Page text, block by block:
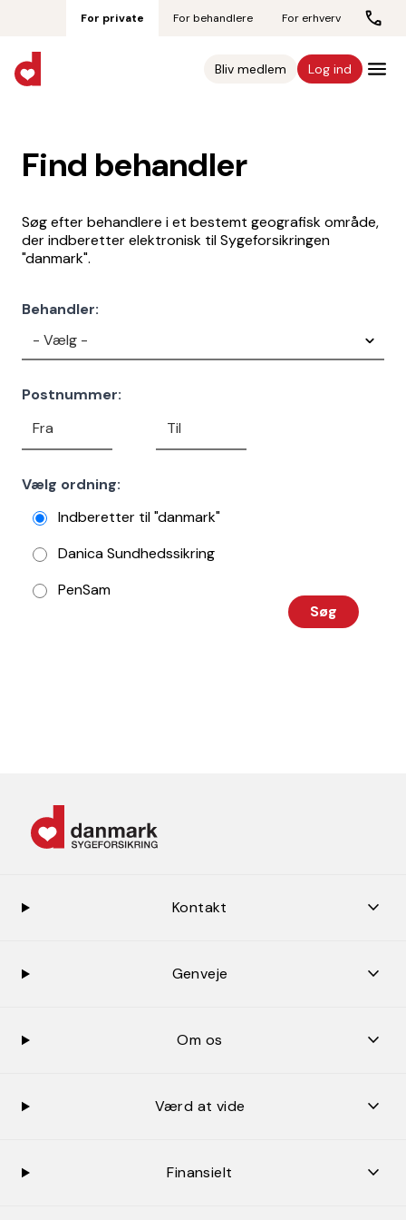
For private For behandlere For erhverv
Bliv medlem Log ind
Find behandler
Søg efter behandlere i et bestemt geografisk område,
der indberetter elektronisk til Sygeforsikringen
"danmark".
Behandler:
Postnummer:
Vælg ordning:
Indberetter til "danmark"
Danica Sundhedssikring
PenSam
Søg
Kontakt
Genveje
Om os
Værd at vide
Finansielt